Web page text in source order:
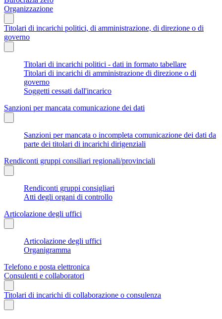
Organizzazione
Titolari di incarichi politici, di amministrazione, di direzione o di
governo
Titolari di incarichi politici - dati in formato tabellare
Titolari di incarichi di amministrazione di direzione o di
governo
Soggetti cessati dall'incarico
Sanzioni per mancata comunicazione dei dati
Sanzioni per mancata o incompleta comunicazione dei dati da
parte dei titolari di incarichi dirigenziali
Rendiconti gruppi consiliari regionali/provinciali
Rendiconti gruppi consigliari
Atti degli organi di controllo
Articolazione degli uffici
Articolazione degli uffici
Organigramma
Telefono e posta elettronica
Consulenti e collaboratori
Titolari di incarichi di collaborazione o consulenza